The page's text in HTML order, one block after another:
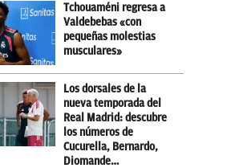
Tchouaméni regresa a
Valdebebas «con
pequeñas molestias
musculares»
Los dorsales de la
nueva temporada del
Real Madrid: descubre
los números de
Cucurella, Bernardo,
Diomande…